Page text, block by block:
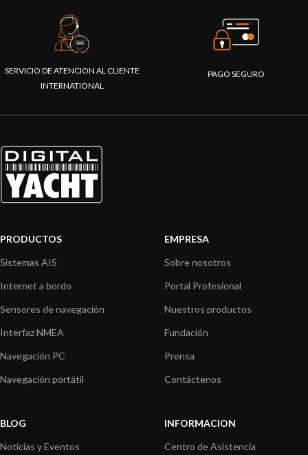
SERVICIO DE ATENCION AL CLIENTE
INTERNATIONAL
PAGO SEGURO
PRODUCTOS
Sistemas AIS
Internet a bordo
Sensores de navegación
Interfaz NMEA
Navegación PC
Navegación portátil
EMPRESA
Sobre nosotros
Portal Profesional
Nuestros productos
Fundación
Prensa
Contáctenos
BLOG
Noticias y Eventos
INFORMACION
Centro de Asistencia